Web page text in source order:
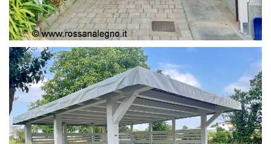
PERGOLA COPERTURA MOBILE